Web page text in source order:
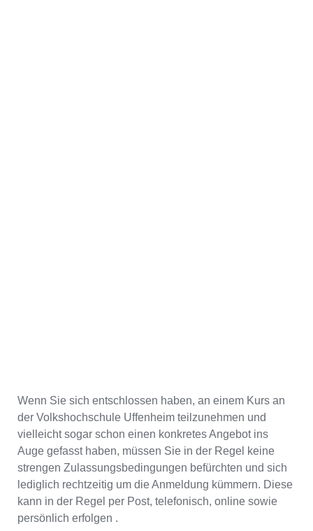
Wenn Sie sich entschlossen haben, an einem Kurs an
der Volkshochschule Uffenheim teilzunehmen und
vielleicht sogar schon einen konkretes Angebot ins
Auge gefasst haben, müssen Sie in der Regel keine
strengen Zulassungsbedingungen befürchten und sich
lediglich rechtzeitig um die Anmeldung kümmern. Diese
kann in der Regel per Post, telefonisch, online sowie
persönlich erfolgen .